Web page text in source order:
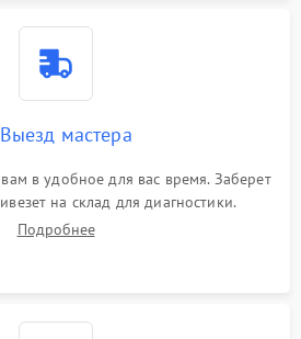
мастера
в удобное для вас время. Заберет
на склад для диагностики.
Подробнее